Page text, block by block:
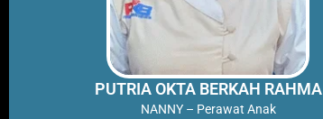
PUTRIA OKTA BERKAH RAHMA
NANNY – Perawat Anak